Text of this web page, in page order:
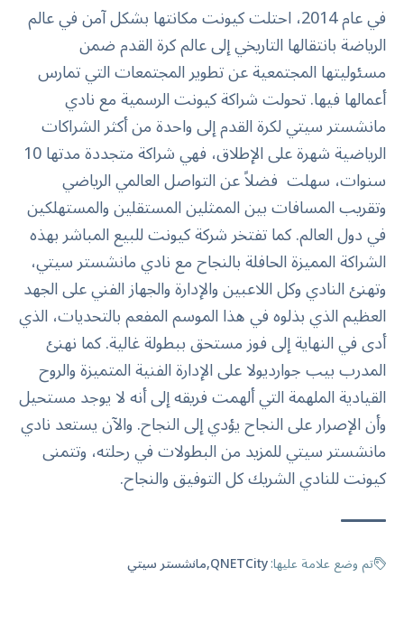
في عام 2014، احتلت كيونت مكانتها بشكل آمن في عالم
الرياضة بانتقالها التاريخي إلى عالم كرة القدم ضمن
مسئوليتها المجتمعية عن تطوير المجتمعات التي تمارس
أعمالها فيها. تحولت شراكة كيونت الرسمية مع نادي
مانشستر سيتي لكرة القدم إلى واحدة من أكثر الشراكات
الرياضية شهرة على الإطلاق، فهي شراكة متجددة مدتها 10
سنوات، سهلت فضلاً عن التواصل العالمي الرياضي
وتقريب المسافات بين الممثلين المستقلين والمستهلكين
في دول العالم. كما تفتخر شركة كيونت للبيع المباشر بهذه
الشراكة المميزة الحافلة بالنجاح مع نادي مانشستر سيتي،
وتهنئ النادي وكل اللاعبين والإدارة والجهاز الفني على الجهد
العظيم الذي بذلوه في هذا الموسم المفعم بالتحديات، الذي
أدى في النهاية إلى فوز مستحق ببطولة غالية. كما نهنئ
المدرب بيب جوارديولا على الإدارة الفنية المتميزة والروح
القيادية الملهمة التي ألهمت فريقه إلى أنه لا يوجد مستحيل
وأن الإصرار على النجاح يؤدي إلى النجاح. والآن يستعد نادي
مانشستر سيتي للمزيد من البطولات في رحلته، وتتمنى
كيونت للنادي الشريك كل التوفيق والنجاح.
تم وضع علامة عليها:QNETCity مانشستر سيتي